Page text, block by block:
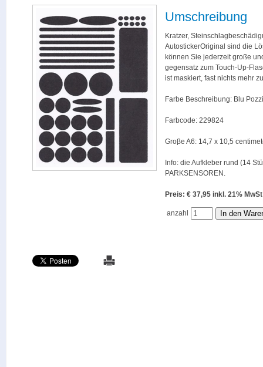
Umschreibung
Kratzer,
AutostickerOriginal sind die
können Sie jederzeit große
gegensatz zum Touch-Up-
ist maskiert, fast nichts mehr
Farbe Beschreibung: Blu Pozzi
Farbcode: 229824
Groβe A6: 14,7 x 10,5
Info: die Aufkleber rund (14
PARKSENSOREN.
Preis: € 37,95 inkl. 21%
anzahl